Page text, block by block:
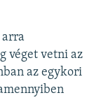
véget vetni az
az egykori